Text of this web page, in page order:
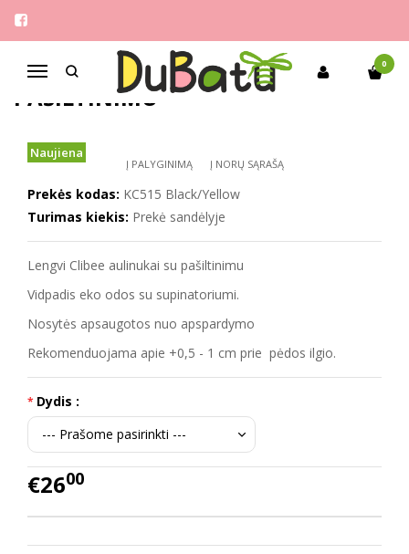
Navigacija
0
Pagrindinis
CLIBEE 32-37 AULINUKAI SU
PAŠILTINIMU
Naujiena
Į PALYGINIMĄ Į NORŲ SĄRAŠĄ
Prekės kodas: KC515 Black/Yellow
Turimas kiekis: Prekė sandėlyje
Lengvi Clibee aulinukai su pašiltinimu
Vidpadis eko odos su supinatoriumi.
Nosytės apsaugotos nuo apspardymo
Rekomenduojama apie +0,5 - 1 cm prie pėdos ilgio.
Dydis :
€2600